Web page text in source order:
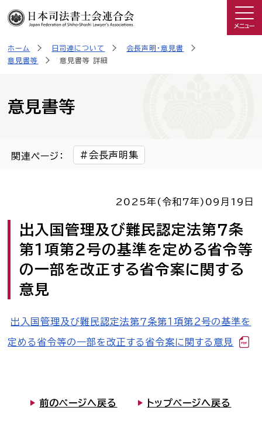
司法書士を知る
広報物・制作物
司法書士に相談したい人へ
司法書士を目指す人へ
メニュー
ホーム 日司連について
会長声明・意見書
意見書等
意見書等 詳細
意見書等
関連ページ： 会長声明集
2025年(令和7年) 09月19日
出入国管理及び難民認定法第７条
第１項第２号の基準を定める省令等
の一部を改正する省令案に関する
意見
出入国管理及び難民認定法第７条第１項第２号の基準を
定める省令等の一部を改正する省令案に関する意見
前のページへ戻る トップページへ戻る